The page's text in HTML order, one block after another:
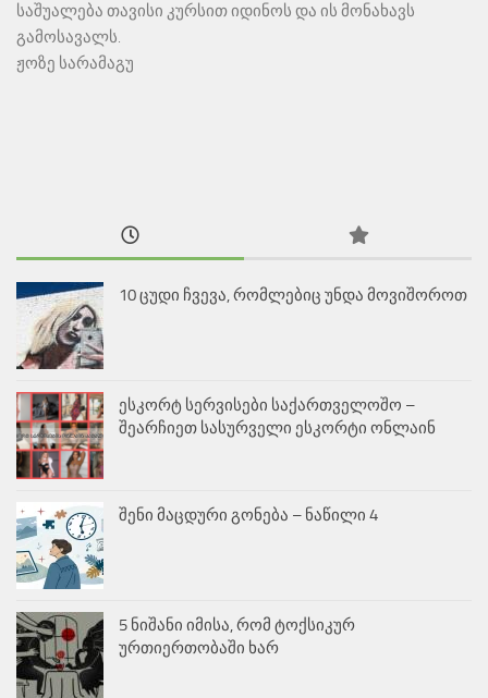
საშუალება თავისი კურსით იდინოს და ის მონახავს
გამოსავალს.
ჟოზე სარამაგუ
10 ცუდი ჩვევა, რომლებიც უნდა მოვიშოროთ
ესკორტ სერვისები საქართველოშო –
შეარჩიეთ სასურველი ესკორტი ონლაინ
შენი მაცდური გონება – ნაწილი 4
5 ნიშანი იმისა, რომ ტოქსიკურ
ურთიერთობაში ხარ